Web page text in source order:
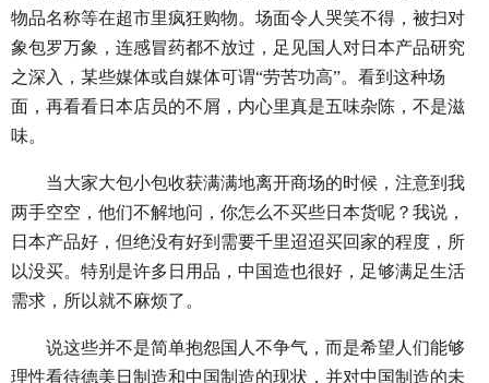
物品名称等在超市里疯狂购物。场面令人哭笑不得，被扫对
象包罗万象，连感冒药都不放过，足见国人对日本产品研究
之深入，某些媒体或自媒体可谓“劳苦功高”。看到这种场
面，再看看日本店员的不屑，内心里真是五味杂陈，不是滋
味。
当大家大包小包收获满满地离开商场的时候，注意到我
两手空空，他们不解地问，你怎么不买些日本货呢？我说，
日本产品好，但绝没有好到需要千里迢迢买回家的程度，所
以没买。特别是许多日用品，中国造也很好，足够满足生活
需求，所以就不麻烦了。
说这些并不是简单抱怨国人不争气，而是希望人们能够
理性看待德美日制造和中国制造的现状，并对中国制造的未